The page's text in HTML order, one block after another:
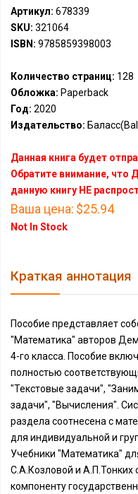
Артикул: 678339
SKU: 321064
ISBN: 9785859398003
Количество страниц: 128
Обложка: Paperback
Год: 2020
Издательство:
Данная книга будет
Обратите внимание,
данную книгу НЕ
Ваша цена: $25.94
Not In Stock
Краткая аннотация
Пособие представляет
"Математика" авторов
4-го класса. Пособие
полностью
"Текстовые задачи",
задачи", "Вычисления".
раздела соотнесена с
для индивидуальной и
Учебники "Математика"
С.А.Козловой и А.П.Тонких
компоненту